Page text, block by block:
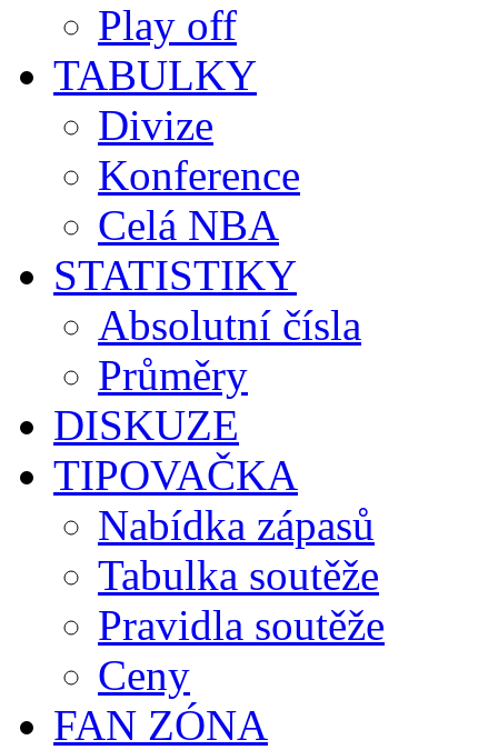
Play off
TABULKY
Divize
Konference
Celá NBA
STATISTIKY
Absolutní čísla
Průměry
DISKUZE
TIPOVAČKA
Nabídka zápasů
Tabulka soutěže
Pravidla soutěže
Ceny
FAN ZÓNA